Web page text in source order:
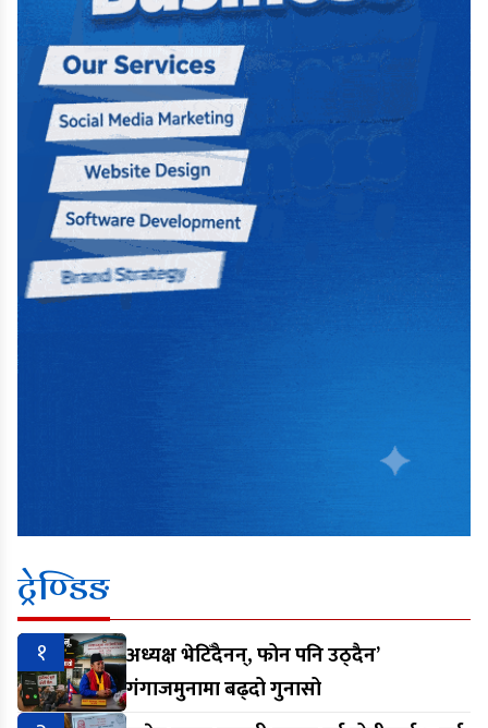
ट्रेण्डिङ
१
अध्यक्ष भेटिँदैनन्, फोन पनि उठ्दैन’
गंगाजमुनामा बढ्दो गुनासो